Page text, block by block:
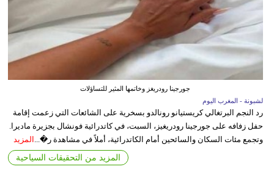
جورجينا رودريغز وخاتمها المثير للتساؤلات
لشبونة - المغرب اليوم
رد النجم البرتغالي كريستيانو رونالدو بسخرية على الشائعات التي زعمت إقامة
حفل زفافه على جورجينا رودريغيز، السبت، في كاتدرائية فونشال بجزيرة ماديرا.
وتجمع مئات السكان والسائحين أمام الكاتدرائية، أملاً في مشاهدة ر�... المزيد
المزيد من التحقيقات السياحية